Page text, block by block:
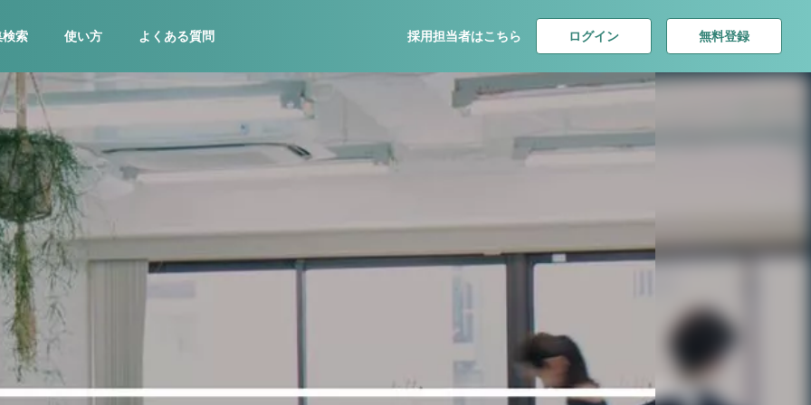
検索 使い方 よくある質問 採用担当者はこちら ログイン 無料登録